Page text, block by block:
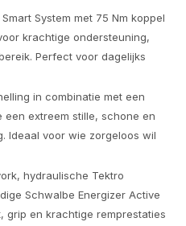
System met 75 Nm koppel
krachtige ondersteuning,
Perfect voor dagelijks
in combinatie met een
een extreem stille, schone en
Ideaal voor wie zorgeloos wil
hydraulische Tektro
Schwalbe Energizer Active
grip en krachtige remprestaties